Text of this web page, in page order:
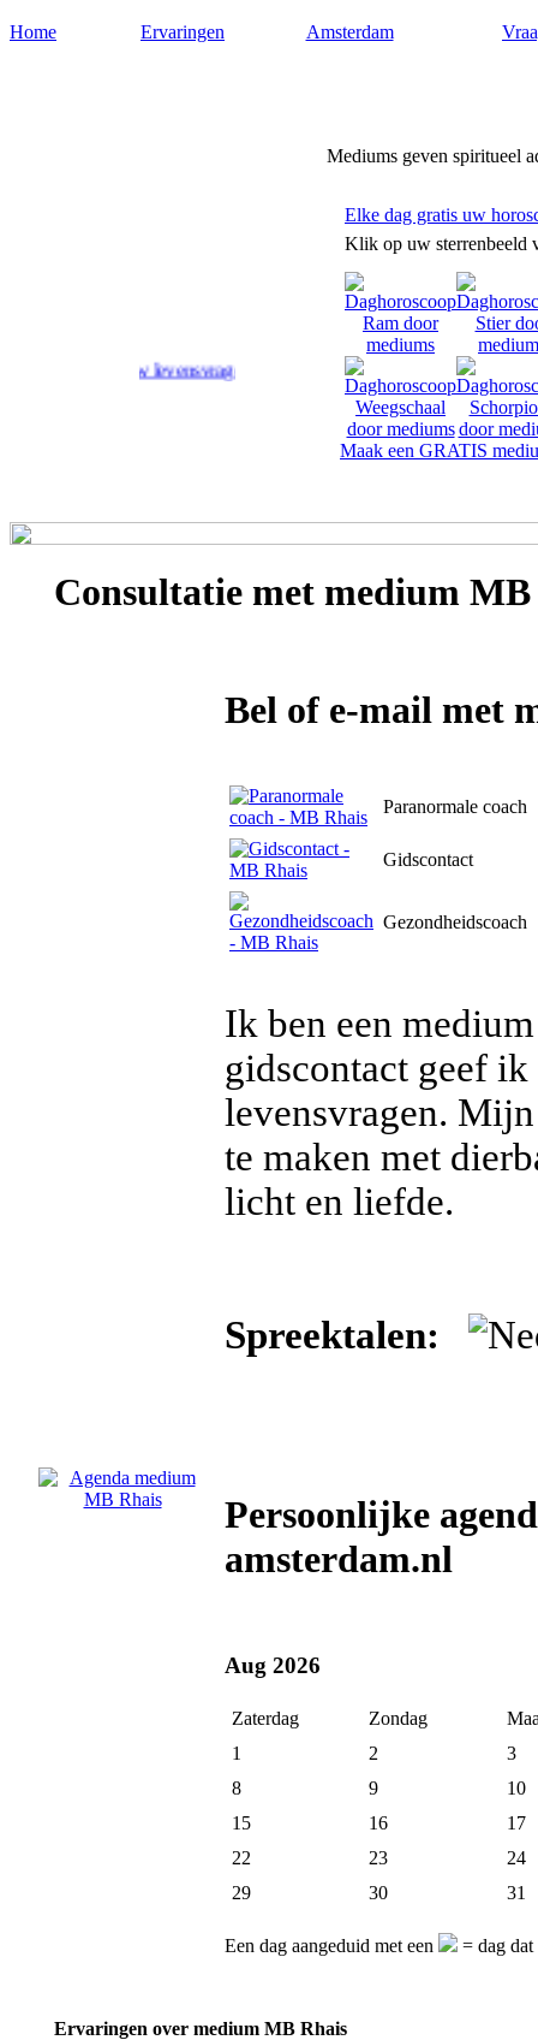
Home Ervaringen Amsterdam
Mediums geven spiritueel
op uw levensvragen.
Elke dag gratis uw
Klik op uw sterrenbeeld
Maak een GRATIS
Consultatie met medium MB
Bel of e-mail met
Paranormale coach
Gidscontact
Gezondheidscoach
Ik ben een
gidscontact geef
levensvragen.
te maken met
licht en liefde.
Spreektalen:
Persoonlijke
amsterdam.nl
Aug 2026
Zaterdag Zondag
1
2
3
8
9
10
15
16
17
22
23
24
29
30 31
Een dag aangeduid met een = dag
Ervaringen over medium MB Rhais